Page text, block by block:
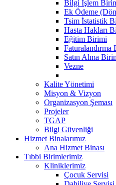
Bilgi İşlem
Ek Ödeme
Tsim İstatistik
Hasta Hakları
Eğitim Birimi
Faturalandırma
Satın Alma
Vezne
Kalite Yönetimi
Misyon & Vizyon
Organizasyon Şeması
Projeler
TGAP
Bilgi Güvenliği
Hizmet Binalarımız
Ana Hizmet Binası
Tıbbi Birimlerimiz
Kliniklerimiz
Çocuk Servisi